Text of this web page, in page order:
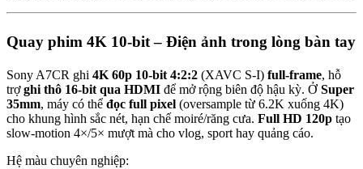
Quay phim 4K 10-bit – Điện ảnh trong lòng bàn tay
Sony A7CR ghi 4K 60p 10-bit 4:2:2 (XAVC S-I) full-frame, hỗ
trợghi thô 16-bit qua HDMI để mở rộng biên độ hậu kỳ. Ở Super
35mm, máy có thể đọc full pixel (oversample từ 6.2K xuống 4K)
cho khung hình sắc nét, hạn chế moiré/răng cưa. Full HD 120p tạo
slow-motion 4×/5× mượt mà cho vlog, sport hay quảng cáo.
Hệ màu chuyên nghiệp: